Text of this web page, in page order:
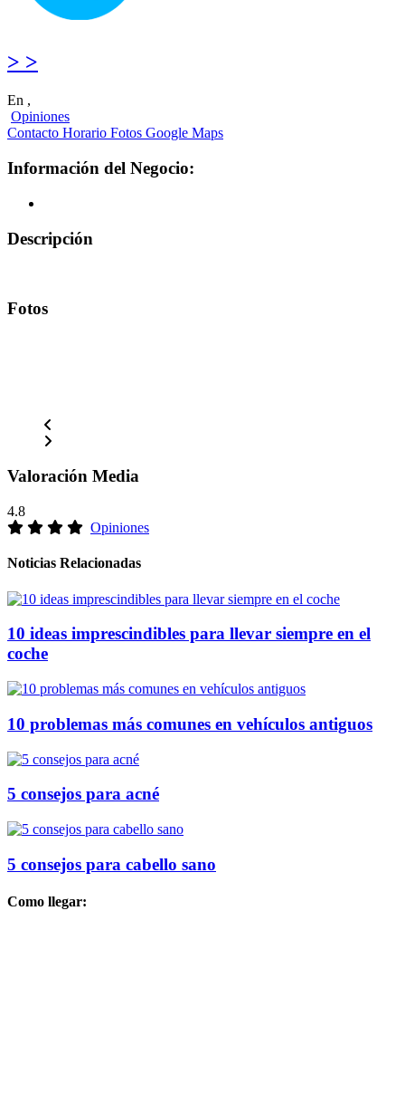
> >
En ,
Opiniones
Contacto Horario Fotos Google Maps
Información del Negocio:
Descripción
Fotos
Valoración Media
4.8
Opiniones
Noticias Relacionadas
10 ideas imprescindibles para llevar siempre en el
coche
10 problemas más comunes en vehículos antiguos
5 consejos para acné
5 consejos para cabello sano
Como llegar: